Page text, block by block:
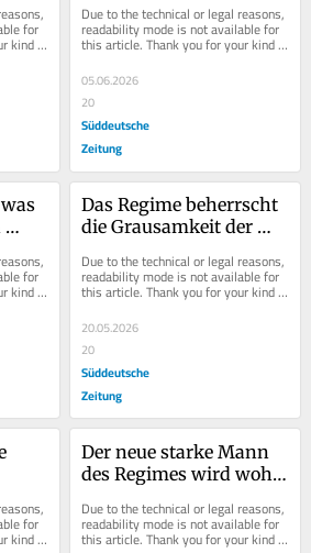
for
kind
Due to the technical or legal reasons,
readability mode is not available for
this article. Thank you for your kind
05.06.2026
20
Süddeutsche
Zeitung
for
kind
Das Regime beherrscht
die Grausamkeit der
Due to the technical or legal reasons,
readability mode is not available for
this article. Thank you for your kind
20.05.2026
20
Süddeutsche
Zeitung
for
kind
Der neue starke Mann
des Regimes wird wohl
war: ein Phantom
Due to the technical or legal reasons,
readability mode is not available for
this article. Thank you for your kind